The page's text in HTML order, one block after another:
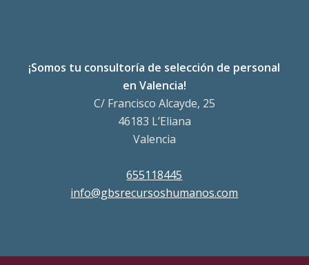
¡Somos tu consultoría de selección de personal
en Valencia!
C/ Francisco Alcayde, 25
46183 L’Eliana
Valencia
655118445
info@gbsrecursoshumanos.com